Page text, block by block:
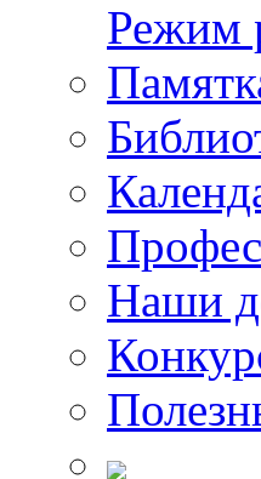
Режим
Наши